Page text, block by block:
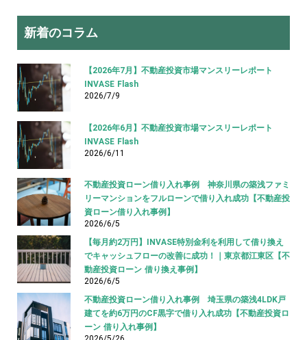
新着のコラム
【2026年7月】不動産投資市場マンスリーレポート
INVASE Flash
2026/7/9
【2026年6月】不動産投資市場マンスリーレポート
INVASE Flash
2026/6/11
不動産投資ローン借り入れ事例 神奈川県の築浅ファミ
リーマンションをフルローンで借り入れ成功【不動産投
資ローン借り入れ事例】
2026/6/5
【毎月約2万円】INVASE特別金利を利用して借り換え
でキャッシュフローの改善に成功！｜東京都江東区【不
動産投資ローン 借り換え事例】
2026/6/5
不動産投資ローン借り入れ事例 埼玉県の築浅4LDK戸
建てを約6万円のCF黒字で借り入れ成功【不動産投資ロ
ーン 借り入れ事例】